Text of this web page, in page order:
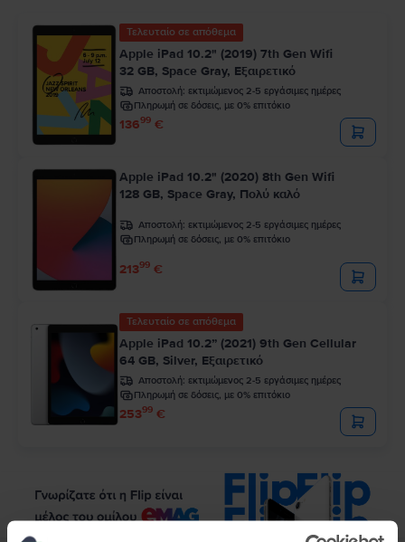
Τελευταίο σε απόθεμα
Apple iPad 10.2" (2019) 7th Gen Wifi
32 GB, Space Gray, Εξαιρετικό
Αποστολή: εκτιμώμενος 2-5 εργάσιμες ημέρες
Πληρωμή σε δόσεις, με 0% επιτόκιο
13699 €
Apple iPad 10.2" (2020) 8th Gen Wifi
128 GB, Space Gray, Πολύ καλό
Αποστολή: εκτιμώμενος 2-5 εργάσιμες ημέρες
Πληρωμή σε δόσεις, με 0% επιτόκιο
21399 €
Τελευταίο σε απόθεμα
Apple iPad 10.2” (2021) 9th Gen Cellular
64 GB, Silver, Εξαιρετικό
Αποστολή: εκτιμώμενος 2-5 εργάσιμες ημέρες
Πληρωμή σε δόσεις, με 0% επιτόκιο
25399 €